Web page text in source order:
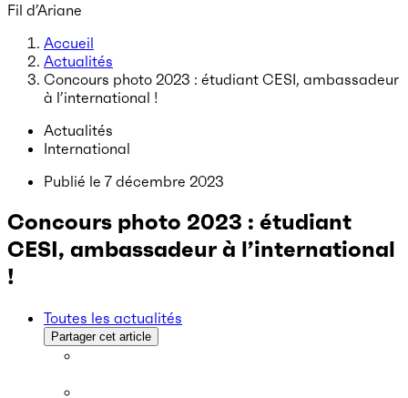
Fil d’Ariane
Accueil
Actualités
Concours photo 2023 : étudiant CESI, ambassadeur
à l’international !
Actualités
International
Publié le 7 décembre 2023
Concours photo 2023 : étudiant
CESI, ambassadeur à l’international
!
Toutes les actualités
Partager cet article